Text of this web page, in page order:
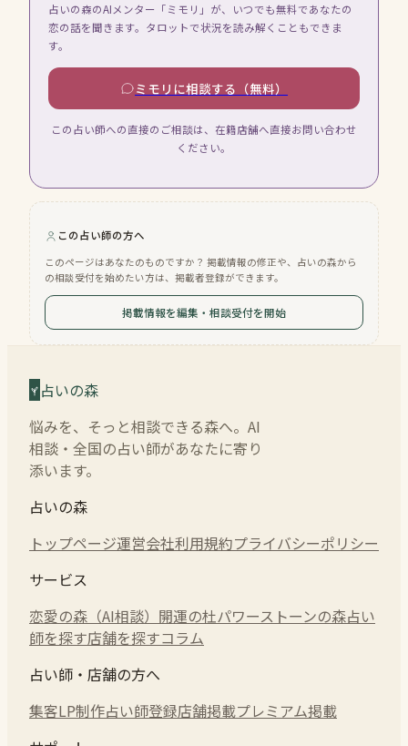
占いの森のAIメンター「ミモリ」が、いつでも無料であなたの
恋の話を聞きます。タロットで状況を読み解くこともできま
す。
ミモリに相談する（無料）
この占い師への直接のご相談は、在籍店舗へ直接お問い合わせ
ください。
この占い師の方へ
このページはあなたのものですか？ 掲載情報の修正や、占いの森から
の相談受付を始めたい方は、掲載者登録ができます。
掲載情報を編集・相談受付を開始
占いの森
悩みを、そっと相談できる森へ。AI
相談・全国の占い師があなたに寄り
添います。
占いの森
トップページ運営会社利用規約プライバシーポリシー
サービス
恋愛の森（AI相談） 開運の杜パワーストーンの森占い
師を探す店舗を探すコラム
占い師・店舗の方へ
集客LP制作占い師登録店舗掲載プレミアム掲載